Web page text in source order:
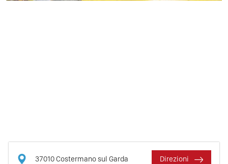
37010Costermano sul Garda Direzioni